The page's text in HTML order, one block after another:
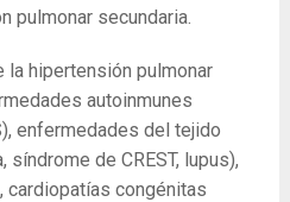
pulmonar secundaria.
hipertensión pulmonar
autoinmunes
enfermedades del tejido
de CREST, lupus),
congénitas